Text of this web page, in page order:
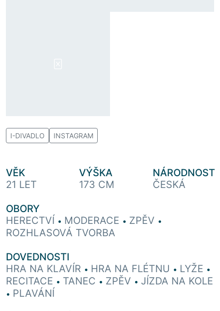
I-DIVADLO INSTAGRAM
VĚK
21 LET
VÝŠKA
173 CM
NÁRODNOST
ČESKÁ
OBORY
HERECTVÍ • MODERACE • ZPĚV •
ROZHLASOVÁ TVORBA
DOVEDNOSTI
HRA NA KLAVÍR • HRA NA FLÉTNU • LYŽE •
RECITACE • TANEC • ZPĚV • JÍZDA NA KOLE
• PLAVÁNÍ